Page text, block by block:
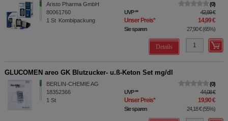
Aristo Pharma GmbH
80061760
1 St Kombipackung
0
UVP** 42,89 €
Unser Preis* 14,99 €
Sie sparen 27,90 €(65%)
Details
GLUCOMEN areo GK Blutzucker- u.ß-Keton Set mg/dl
BERLIN-CHEMIE AG
18352366
1 St
0
UVP** 44,08 €
Unser Preis* 19,90 €
Sie sparen 24,18 €(55%)